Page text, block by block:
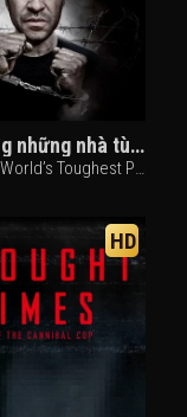
Bên trong những nhà tù khốc liệt nhất thế giới (Phần 7)
Inside the World’s Toughest Prisons (Season 7) (2023)
HD